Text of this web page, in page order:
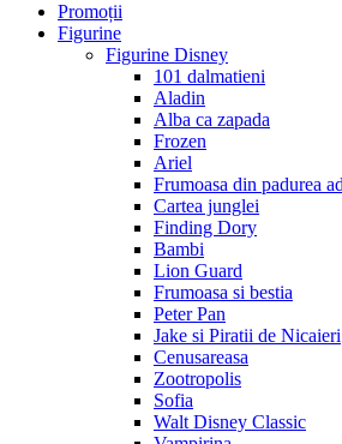
Promoții
Figurine
Figurine Disney
101 dalmatieni
Aladin
Alba ca zapada
Frozen
Ariel
Frumoasa din padurea
Cartea junglei
Finding Dory
Bambi
Lion Guard
Frumoasa si bestia
Peter Pan
Jake si Piratii de Nicaieri
Cenusareasa
Zootropolis
Sofia
Walt Disney Classic